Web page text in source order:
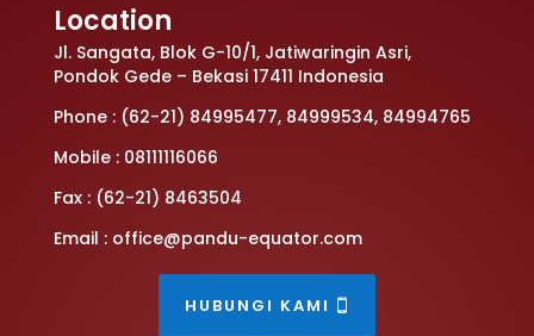
Location
Jl. Sangata, Blok G-10/1, Jatiwaringin Asri,
Pondok Gede – Bekasi 17411 Indonesia
Phone : (62-21) 84995477, 84999534, 84994765
Mobile : 08111116066
Fax : (62-21) 8463504
Email : office@pandu-equator.com
HUBUNGI KAMI